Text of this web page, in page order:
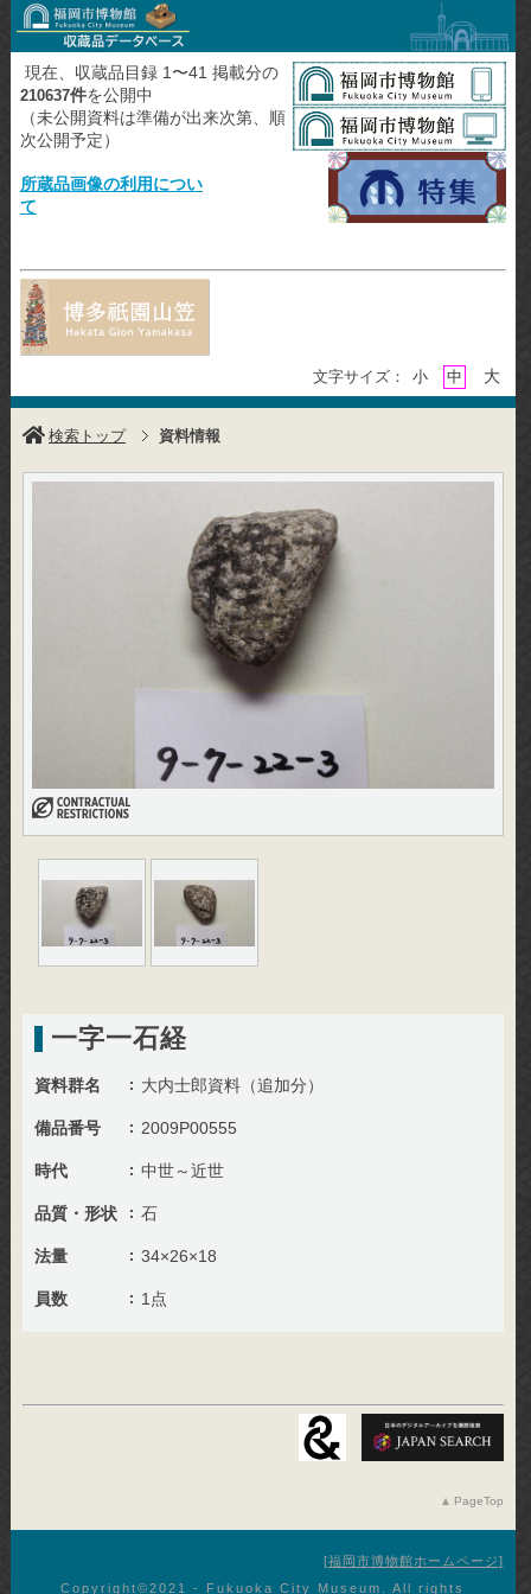
現在、収蔵品目録 1〜41 掲載分の
210637件を公開中
（未公開資料は準備が出来次第、順
次公開予定）
所蔵品画像の利用につい
て
文字サイズ： 小 中 大
検索トップ 資料情報
一字一石経
資料群名 大内士郎資料（追加分）
備品番号 2009P00555
時代 中世～近世
品質・形状 石
法量 34×26×18
員数 1点
PageTop
福岡市博物館ホームページ
Copyright©︎2021 - Fukuoka City Museum. All rights